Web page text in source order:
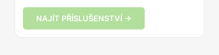
NAJÍT PŘÍSLUŠENSTVÍ →